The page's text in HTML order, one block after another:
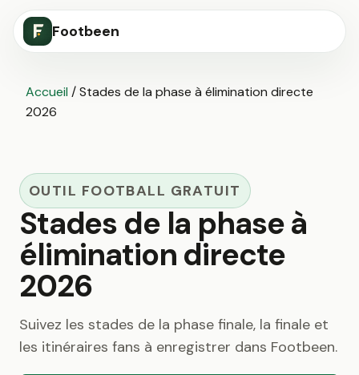
Footbeen
Accueil /Stades de la phase à élimination directe
2026
OUTIL FOOTBALL GRATUIT
Stades de la phase à
élimination directe
2026
Suivez les stades de la phase finale, la finale et
les itinéraires fans à enregistrer dans Footbeen.